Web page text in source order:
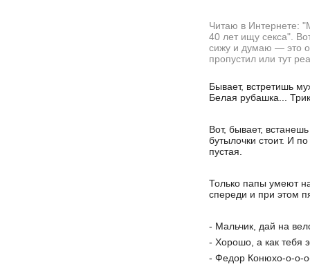
Читаю в Интернете:
40 лет ищу cекcа".
сижу и думаю — это
пропустил или тут
Бывает, встретишь
Белая рубашка...
Вот, бывает,
бутылочки стоит. И
пустая.
Только папы умеют
спереди и при этом
- Мальчик, дай на
- Хорошо, а как тебя
- Федор Конюхо-о-о-